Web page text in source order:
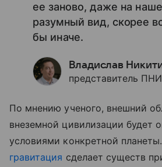
ее заново, даже на
разумный вид, скорее
бы иначе.
Владислав
представитель
По мнению ученого, внешний
внеземной цивилизации будет
условиями конкретной
гравитация сделает существ